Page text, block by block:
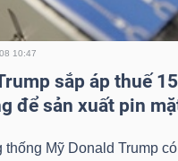
10:47
sắp áp thuế
để sản xuất pin
thống Mỹ Donald Trump